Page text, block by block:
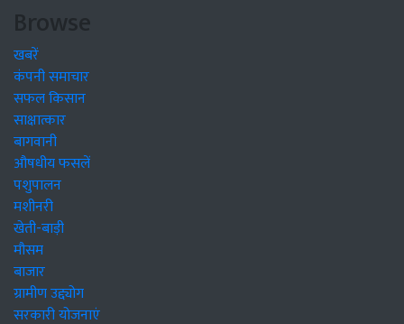
Browse
खबरें
कंपनी समाचार
सफल किसान
साक्षात्कार
बागवानी
औषधीय फसलें
पशुपालन
मशीनरी
खेती-बाड़ी
मौसम
बाजार
ग्रामीण उद्द्योग
सरकारी योजनाएं